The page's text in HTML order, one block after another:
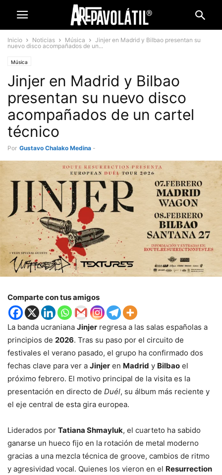
Inicio Noticias Música
Jinjer en Madrid y Bilbao presentan su
nuevo disco acompañados de un...
Música
Jinjer en Madrid y Bilbao
presentan su nuevo disco
acompañados de un cartel
técnico
Por Gustavo Chalako Medina -
Comparte con tus amigos
La banda ucraniana Jinjer regresa a las salas españolas a
principios de 2026. Tras su paso por el circuito de
festivales el verano pasado, el grupo ha confirmado dos
fechas clave para ver a Jinjer en Madrid y Bilbao el
próximo febrero. El motivo principal de la visita es la
presentación en directo de Duél, su álbum más reciente y
el eje central de esta gira europea.
Liderados por Tatiana Shmayluk, el cuarteto ha sabido
ganarse un hueco fijo en la rotación de metal moderno
gracias a una mezcla técnica de groove, cambios de ritmo
y agresividad vocal. Quienes los vieron en el Resurrection